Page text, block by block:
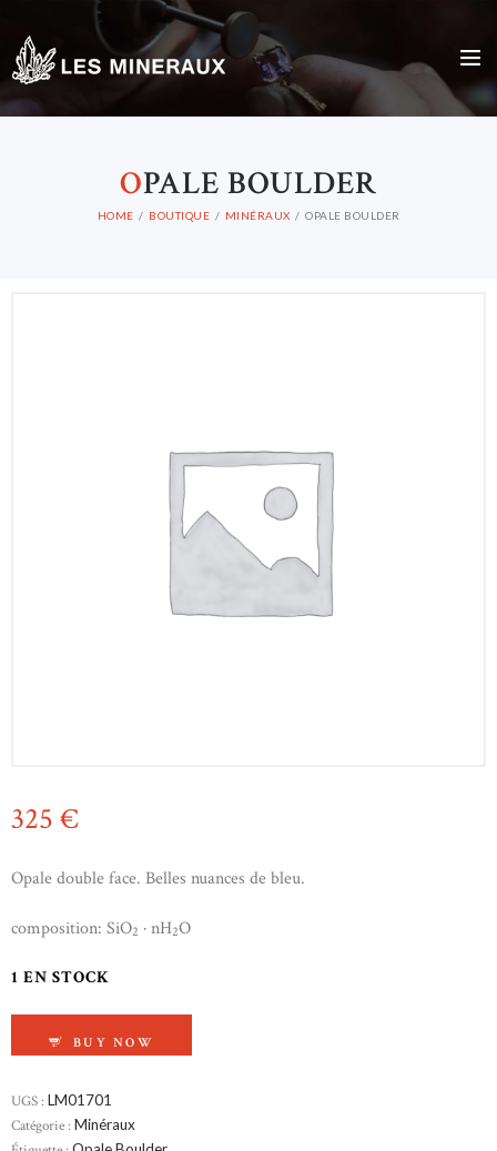
OPALE BOULDER
HOME BOUTIQUE MINÉRAUX OPALE BOULDER
325 €
Opale double face. Belles nuances de bleu.
composition: SiO2 · nH2O
1 EN STOCK
BUY NOW
UGS : LM01701
Catégorie : Minéraux